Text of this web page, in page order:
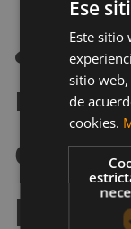
¿En
mejor
cinta
Ese
Este sitio
sitio web,
de
cookies.